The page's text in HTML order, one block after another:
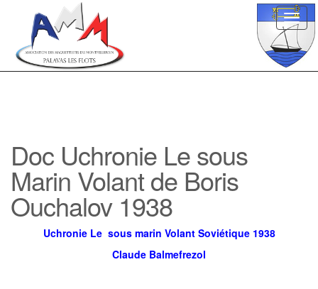
Doc Uchronie Le sous
Marin Volant de Boris
Ouchalov 1938
Uchronie Le sous marin Volant Soviétique 1938
Claude Balmefrezol